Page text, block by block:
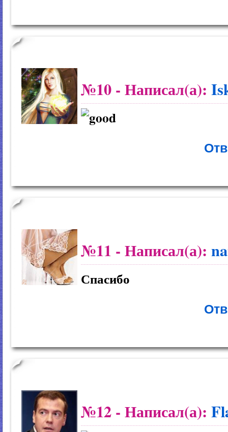
№10 - Написал(а):
№11 - Написал(а):
Спасибо
№12 - Написал(а):